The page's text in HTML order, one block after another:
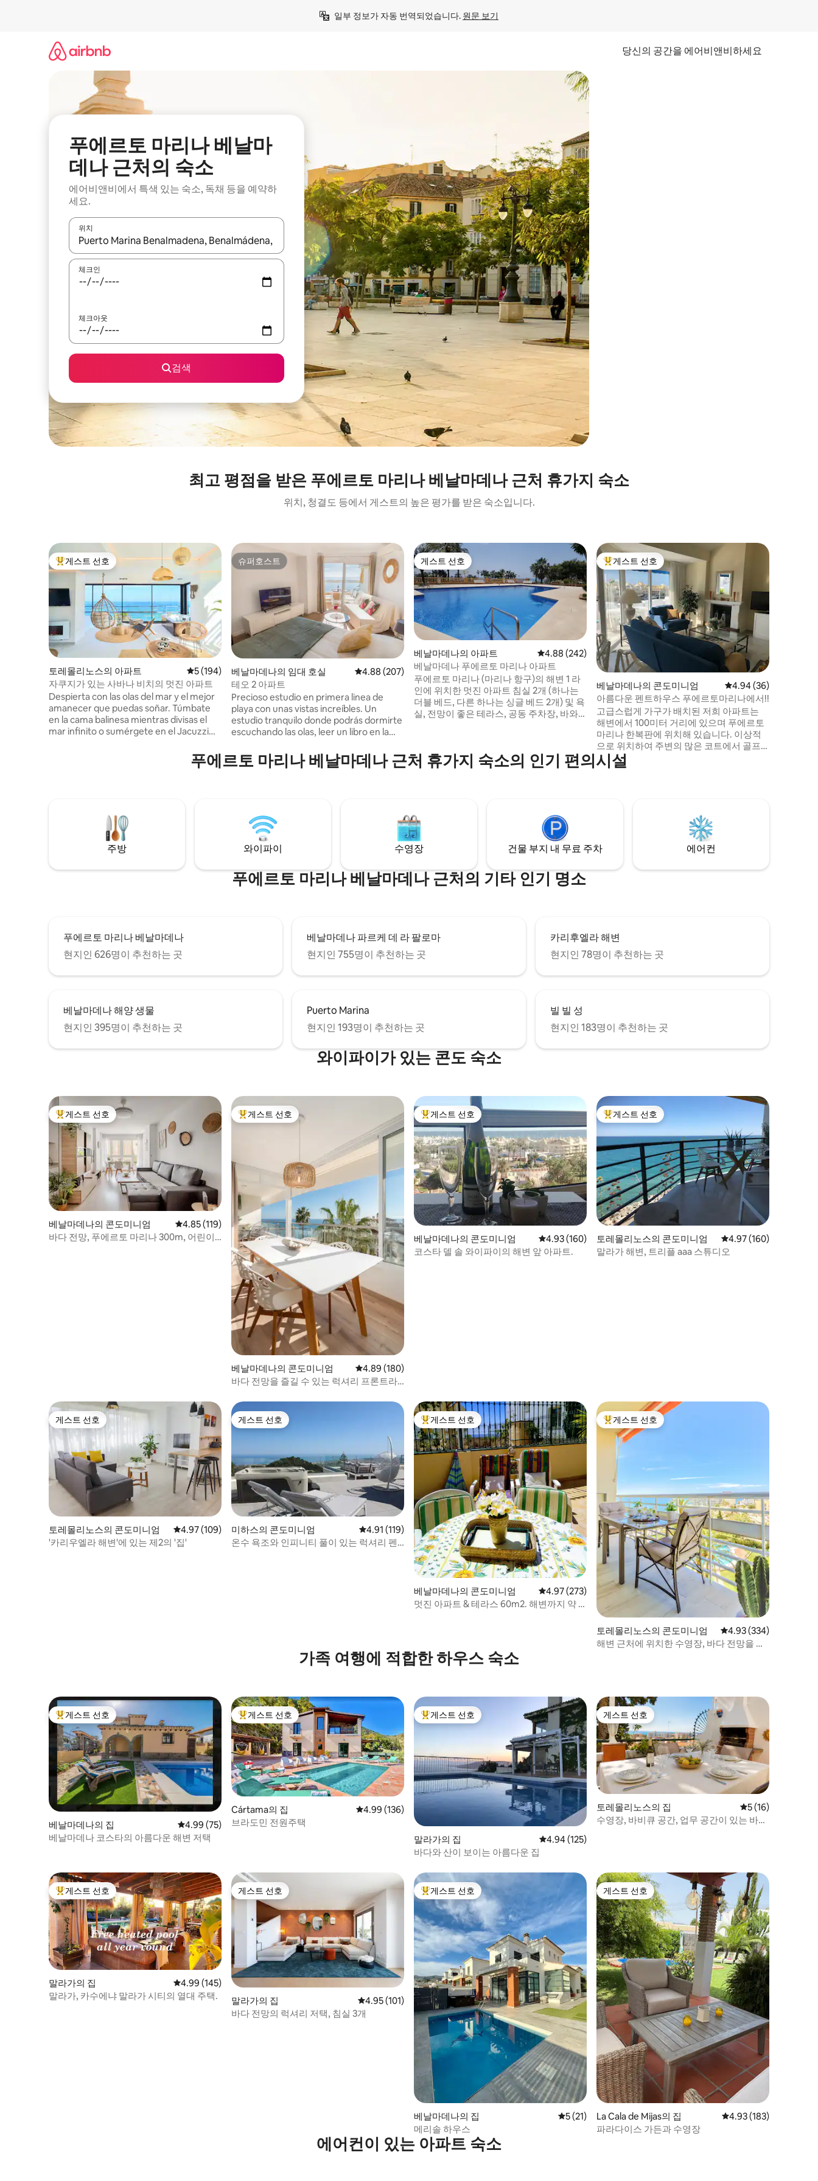
일부 정보가 자동 번역되었습니다. 원문 보기
당신의 공간을 에어비앤비하세요
푸에르토 마리나 베날마
데나 근처의 숙소
에어비앤비에서 특색 있는 숙소, 독채 등을 예약하
세요.
위치
결과가 나오면 위·아래 화살표 키를 사용하거나 터치 또는 스와이프 동작으로 탐색하세요.
체크인
체크아웃
검색
최고 평점을 받은 푸에르토 마리나 베날마데나 근처 휴가지 숙소
위치, 청결도 등에서 게스트의 높은 평가를 받은 숙소입니다.
상위 게스트 선호
게스트 선호
토레몰리노스의 아파트 평점 5점(5점 만점), 후기 194개
5 (194)
자쿠지가 있는 사바나 비치의 멋진 아파트
Despierta con las olas del mar y el mejor
amanecer que puedas soñar. Túmbate
en la cama balinesa mientras divisas el
mar infinito o sumérgete en el Jacuzzi
de cava. El Savanna Beach está pensado
para pasar unas vacaciones relajantes en
todo lujo de detalles. Decorado en un
estilo boho, natural y étnico. La
iluminación por la noche es muy
acogedora y romántica y las vistas son
deslizan una sobre la otra y el balcón
relajarte leyendo un libro o tomando un
cóctel. El apartamento dispone de dos
habitaciones con vistas al mar. Una de
ellas está completamente acristalada
como las de las dos habitaciones
disponen de estores opacos automáticos
para así crear privacidad entre una zona
y otra a la hora de dormir. Las dos camas
El apartamento cuenta con dos baños
completos, uno de ellos en suite. Las
duchas son a ras de suelo y el agua cae
desde el techo a modo de lluvia. Los
lavabos son de piedra natural. Hay una
zona de pufs ideal para relajarte viendo la
Smart TV con Netflix. Podrás ver todos
los canales de televisión de tu país.
También puedes sacar la TV de la pared y
girarla para verla desde el sofá. El sofá de
lino natural blanco se convierte en una
gran cama con medidas de 160x200. La
wifi es de alta velocidad. La climatización
ubicación en una de las zonas más
populares de Torremolinos, conocida por
su ambiente internacional, diverso e
inclusivo. No se admiten fiestas. No se
admiten grupos que no sepan respetar
las normas de la comunidad. Toallas de
playa, silla/hamaca y sombrilla de playa
gratuitas. Cuna y trona gratuita bajo
petición. Limpieza gratuita una vez a la
semana para estancias superiores a 7
noches.
슈퍼호스트
슈퍼호스트
베날마데나의 임대 호실 평점 4.88점(5점 만점), 후기 207개
4.88 (207)
테오 2 아파트
Precioso estudio en primera linea de
playa con unas vistas increíbles. Un
estudio tranquilo donde podrás dormirte
escuchando las olas, leer un libro en la
viendo el atardecer. - El aparcamiento
está en una plaza asignada muy cerca,
게스트 선호
게스트 선호
베날마데나의 아파트 평점 4.88점(5점 만점), 후기 242개
4.88 (242)
베날마데나 푸에르토 마리나 아파트
푸에르토 마리나 (마리나 항구)의 해변 1 라
인에 위치한 멋진 아파트 침실 2개 (하나는
더블 베드, 다른 하나는 싱글 베드 2개) 및 욕
실, 전망이 좋은 테라스, 공동 주차장, 바와
에 위치하고 있습니다. 아파트 주변에 슈퍼
마켓, 레저 시설, 레스토랑, 해변 바, 대중 교
상위 게스트 선호
게스트 선호
베날마데나의 콘도미니엄 평점 4.94점(5점 만점),
4.94 (36)
아름다운 펜트하우스 푸에르토마리나에서!!
고급스럽게 가구가 배치된 저희 아파트는
해변에서 100미터 거리에 있으며 푸에르토
마리나 한복판에 위치해 있습니다. 이상적
으로 위치하여 주변의 많은 코트에서 골프
치기, 테니스, 수상 스키, 자전거 타기, 박물
관 방문, 워터파크 방문, 지브롤터, 그라나다
경우 푸에르토 마리나 (Puerto Marina) 와
해변을 따라 갈 수 있습니다.
푸에르토 마리나 베날마데나 근처 휴가지 숙소의 인기 편의시설
주방 와이파이 수영장 건물 부지 내 무료 주차 에어컨
푸에르토 마리나 베날마데나 근처의 기타 인기 명소
푸에르토 마리나 베날마데나
현지인 626명이 추천하는 곳
베날마데나 파르케 데 라 팔로마
현지인 755명이 추천하는 곳
카리후엘라 해변
현지인 78명이 추천하는 곳
베날마데나 해양 생물
현지인 395명이 추천하는 곳
Puerto Marina
현지인 193명이 추천하는 곳
빌 빌 성
현지인 183명이 추천하는 곳
와이파이가 있는 콘도 숙소
상위 게스트 선호
게스트 선호
베날마데나의 콘도미니엄 평점 4.85점(5점 만점), 후기 119개
4.85 (119)
바다 전망, 푸에르토 마리나 300m, 어린이
상위 게스트 선호
게스트 선호
베날마데나의 콘도미니엄 평점 4.89점(5점 만점), 후기 180개
4.89 (180)
바다 전망을 즐길 수 있는 럭셔리 프론트라
상위 게스트 선호
게스트 선호
베날마데나의 콘도미니엄 평점 4.93점(5점 만점), 후기 160개
4.93 (160)
코스타 델 솔 와이파이의 해변 앞 아파트.
상위 게스트 선호
게스트 선호
토레몰리노스의 콘도미니엄 평점 4.97점(5점 만점),
4.97 (160)
말라가 해변, 트리플 aaa 스튜디오
게스트 선호
게스트 선호
토레몰리노스의 콘도미니엄 평점 4.97점(5점 만점), 후기 109개
4.97 (109)
'카리우엘라 해변'에 있는 제2의 '집'
게스트 선호
게스트 선호
미하스의 콘도미니엄 평점 4.91점(5점 만점), 후기 119개
4.91 (119)
온수 욕조와 인피니티 풀이 있는 럭셔리 펜
상위 게스트 선호
게스트 선호
베날마데나의 콘도미니엄 평점 4.97점(5점 만점), 후기 273개
4.97 (273)
멋진 아파트 & 테라스 60m2. 해변까지 약 2
상위 게스트 선호
게스트 선호
토레몰리노스의 콘도미니엄 평점 4.93점(5점 만점),
4.93 (334)
해변 근처에 위치한 수영장, 바다 전망을 갖
가족 여행에 적합한 하우스 숙소
상위 게스트 선호
게스트 선호
베날마데나의 집 평점 4.99점(5점 만점), 후기 75개
4.99 (75)
베날마데나 코스타의 아름다운 해변 저택
상위 게스트 선호
게스트 선호
Cártama의 집 평점 4.99점(5점 만점), 후기 136개
4.99 (136)
브라도민 전원주택
상위 게스트 선호
게스트 선호
말라가의 집 평점 4.94점(5점 만점), 후기 125개
4.94 (125)
바다와 산이 보이는 아름다운 집
게스트 선호
게스트 선호
토레몰리노스의 집 평점 5점(5점 만점
5 (16)
수영장, 바비큐 공간, 업무 공간이 있는 바다
상위 게스트 선호
게스트 선호
말라가의 집 평점 4.99점(5점 만점), 후기 145개
4.99 (145)
말라가, 카수에냐 말라가 시티의 열대 주택.
게스트 선호
게스트 선호
말라가의 집 평점 4.95점(5점 만점), 후기 101개
4.95 (101)
바다 전망의 럭셔리 저택, 침실 3개
상위 게스트 선호
게스트 선호
베날마데나의 집 평점 5점(5점 만점), 후기 21개
5 (21)
메리솔 하우스
게스트 선호
게스트 선호
La Cala de Mijas의 집 평점 4.93점(5점 만점),
4.93 (183)
파라다이스 가든과 수영장
에어컨이 있는 아파트 숙소